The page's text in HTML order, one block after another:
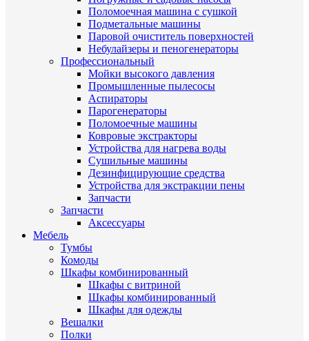
Поломоечная машина с сушкой
Подметальные машины
Паровой очиститель поверхностей
Небулайзеры и пеногенераторы
Профессиональный
Мойки высокого давления
Промышленные пылесосы
Аспираторы
Парогенераторы
Поломоечные машины
Ковровые экстракторы
Устройства для нагрева воды
Сушильные машины
Дезинфицирующие средства
Устройства для экстракции пены
Запчасти
Запчасти
Аксессуары
Мебель
Тумбы
Комоды
Шкафы комбинированный
Шкафы с витриной
Шкафы комбинированный
Шкафы для одежды
Вешалки
Полки